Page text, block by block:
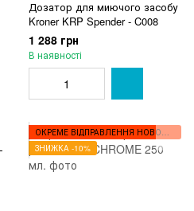
Дозатор для миючого засобу
Kroner KRP Spender - C008
1 288 грн
В наявності
ОКРЕМЕ ВІДПРАВЛЕННЯ НОВОЮ ПОШТОЮ
ЗНИЖКА -10%